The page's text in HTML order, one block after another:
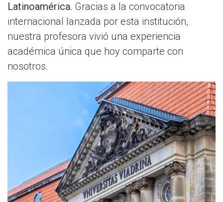
Latinoamérica. Gracias a la convocatoria
internacional lanzada por esta institución,
nuestra profesora vivió una experiencia
académica única que hoy comparte con
nosotros.